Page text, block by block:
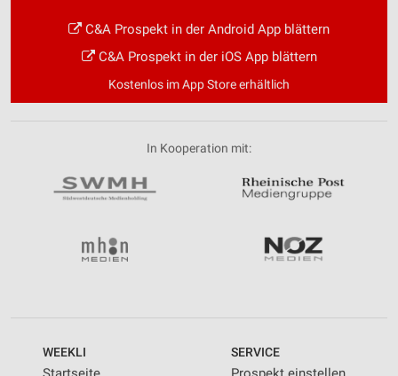
C&A Prospekt in der Android App blättern
C&A Prospekt in der iOS App blättern
Kostenlos im App Store erhältlich
In Kooperation mit:
WEEKLI SERVICE